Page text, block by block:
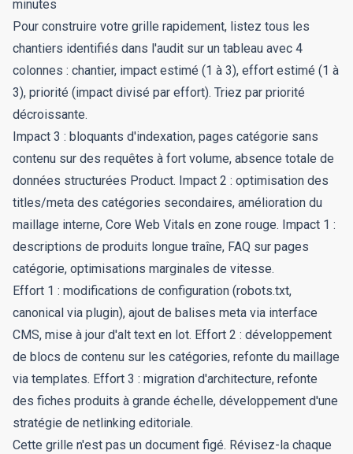
minutes
Pour construire votre grille rapidement, listez tous les
chantiers identifiés dans l'audit sur un tableau avec 4
colonnes : chantier, impact estimé (1 à 3), effort estimé (1 à
3), priorité (impact divisé par effort). Triez par priorité
décroissante.
Impact 3 : bloquants d'indexation, pages catégorie sans
contenu sur des requêtes à fort volume, absence totale de
données structurées Product. Impact 2 : optimisation des
titles/meta des catégories secondaires, amélioration du
maillage interne, Core Web Vitals en zone rouge. Impact 1 :
descriptions de produits longue traîne, FAQ sur pages
catégorie, optimisations marginales de vitesse.
Effort 1 : modifications de configuration (robots.txt,
canonical via plugin), ajout de balises meta via interface
CMS, mise à jour d'alt text en lot. Effort 2 : développement
de blocs de contenu sur les catégories, refonte du maillage
via templates. Effort 3 : migration d'architecture, refonte
des fiches produits à grande échelle, développement d'une
stratégie de netlinking editoriale.
Cette grille n'est pas un document figé. Révisez-la chaque